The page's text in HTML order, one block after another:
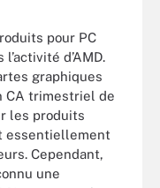
pour PC
d’AMD.
graphiques
CA trimestriel de
les produits
essentiellement
Cependant,
une